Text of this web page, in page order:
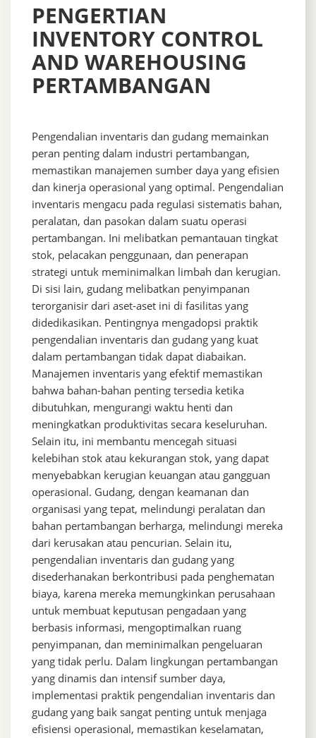
PENGERTIAN
INVENTORY CONTROL
AND WAREHOUSING
PERTAMBANGAN
Pengendalian inventaris dan gudang memainkan
peran penting dalam industri pertambangan,
memastikan manajemen sumber daya yang efisien
dan kinerja operasional yang optimal. Pengendalian
inventaris mengacu pada regulasi sistematis bahan,
peralatan, dan pasokan dalam suatu operasi
pertambangan. Ini melibatkan pemantauan tingkat
stok, pelacakan penggunaan, dan penerapan
strategi untuk meminimalkan limbah dan kerugian.
Di sisi lain, gudang melibatkan penyimpanan
terorganisir dari aset-aset ini di fasilitas yang
didedikasikan. Pentingnya mengadopsi praktik
pengendalian inventaris dan gudang yang kuat
dalam pertambangan tidak dapat diabaikan.
Manajemen inventaris yang efektif memastikan
bahwa bahan-bahan penting tersedia ketika
dibutuhkan, mengurangi waktu henti dan
meningkatkan produktivitas secara keseluruhan.
Selain itu, ini membantu mencegah situasi
kelebihan stok atau kekurangan stok, yang dapat
menyebabkan kerugian keuangan atau gangguan
operasional. Gudang, dengan keamanan dan
organisasi yang tepat, melindungi peralatan dan
bahan pertambangan berharga, melindungi mereka
dari kerusakan atau pencurian. Selain itu,
pengendalian inventaris dan gudang yang
disederhanakan berkontribusi pada penghematan
biaya, karena mereka memungkinkan perusahaan
untuk membuat keputusan pengadaan yang
berbasis informasi, mengoptimalkan ruang
penyimpanan, dan meminimalkan pengeluaran
yang tidak perlu. Dalam lingkungan pertambangan
yang dinamis dan intensif sumber daya,
implementasi praktik pengendalian inventaris dan
gudang yang baik sangat penting untuk menjaga
efisiensi operasional, memastikan keselamatan,